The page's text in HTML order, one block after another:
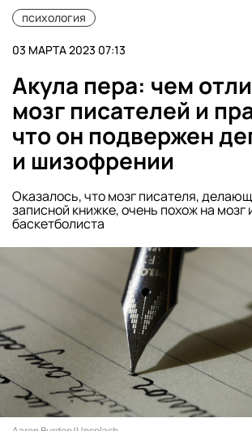
психология
03 МАРТА 2023 07:13
Акула пера: чем
мозг писателей и
что он подвержен
и шизофрении
Оказалось, что мозг писателя,
записной книжке, очень похож на
баскетболиста